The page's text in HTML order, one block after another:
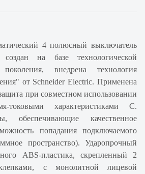
создан на базе технологической
внедрена технология
от Schneider Electric. Применена
при совместном использовании
токовыми характеристиками C.
обеспечивающие качественное
попадания подключаемого
пространство). Ударопрочный
ABS-пластика, скрепленный 2
с монолитной лицевой